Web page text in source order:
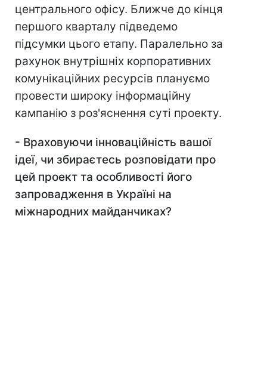
центрального офісу. Ближче до кінця
першого кварталу підведемо
підсумки цього етапу. Паралельно за
рахунок внутрішніх корпоративних
комунікаційних ресурсів плануємо
провести широку інформаційну
кампанію з роз'яснення суті проекту.
- Враховуючи інноваційність вашої
ідеї, чи збираєтесь розповідати про
цей проект та особливості його
запровадження в Україні на
міжнародних майданчиках?